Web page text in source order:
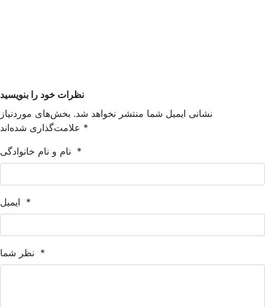
نظرات خود را بنویسید
نشانی ایمیل شما منتشر نخواهد شد. بخش‌های موردنیاز
*
*
*
*